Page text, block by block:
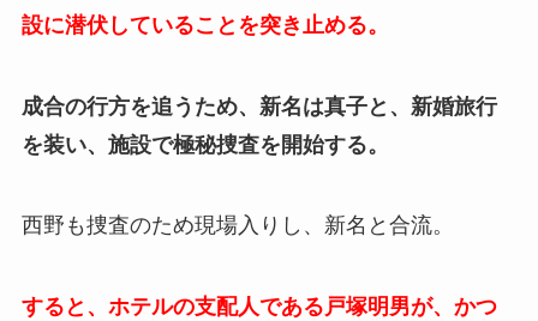
設に潜伏していることを突き止める。
成合の行方を追うため、新名は真子と、新婚旅行
を装い、施設で極秘捜査を開始する。
西野も捜査のため現場入りし、新名と合流。
すると、ホテルの支配人である戸塚明男が、かつ